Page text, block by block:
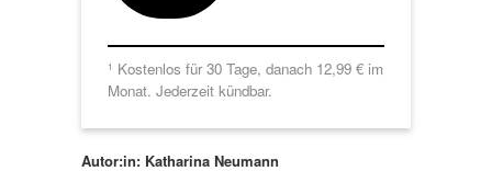
1 Kostenlos für 30 Tage, danach 12,99 € im
Monat. Jederzeit kündbar.
Autor:in: Katharina Neumann